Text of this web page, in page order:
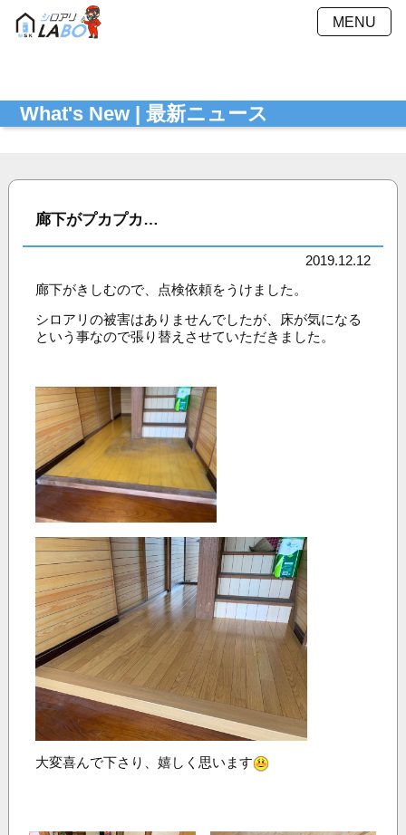
MENU
施工事例 Ｑ＆Ａ
プライバシーポリシー お問い合わせ
What's New | 最新ニュース
廊下がプカプカ…
2019.12.12
廊下がきしむので、点検依頼をうけました。
シロアリの被害はありませんでしたが、床が気になる
という事なので張り替えさせていただきました。
大変喜んで下さり、嬉しく思います